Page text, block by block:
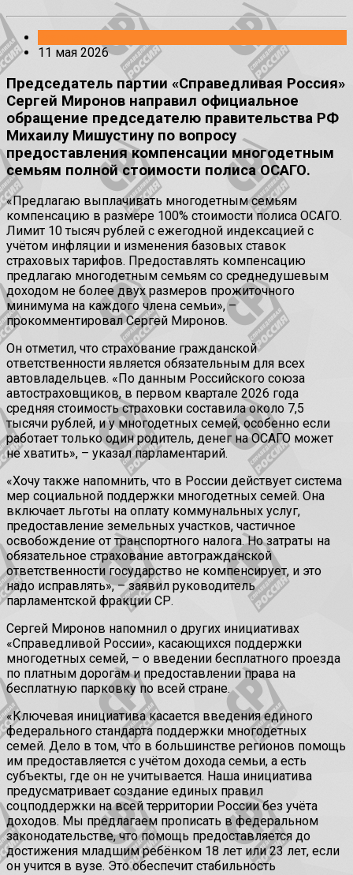
11 мая 2026
Председатель партии «Справедливая Россия»
Сергей Миронов направил официальное
обращение председателю правительства РФ
Михаилу Мишустину по вопросу
предоставления компенсации многодетным
семьям полной стоимости полиса ОСАГО.
«Предлагаю выплачивать многодетным семьям
компенсацию в размере 100% стоимости полиса ОСАГО.
Лимит 10 тысяч рублей с ежегодной индексацией с
учётом инфляции и изменения базовых ставок
страховых тарифов. Предоставлять компенсацию
предлагаю многодетным семьям со среднедушевым
доходом не более двух размеров прожиточного
минимума на каждого члена семьи», –
прокомментировал Сергей Миронов.
Он отметил, что страхование гражданской
ответственности является обязательным для всех
автовладельцев. «По данным Российского союза
автостраховщиков, в первом квартале 2026 года
средняя стоимость страховки составила около 7,5
тысячи рублей, и у многодетных семей, особенно если
работает только один родитель, денег на ОСАГО может
не хватить», – указал парламентарий.
«Хочу также напомнить, что в России действует система
мер социальной поддержки многодетных семей. Она
включает льготы на оплату коммунальных услуг,
предоставление земельных участков, частичное
освобождение от транспортного налога. Но затраты на
обязательное страхование автогражданской
ответственности государство не компенсирует, и это
надо исправлять», – заявил руководитель
парламентской фракции СР.
Сергей Миронов напомнил о других инициативах
«Справедливой России», касающихся поддержки
многодетных семей, – о введении бесплатного проезда
по платным дорогам и предоставлении права на
бесплатную парковку по всей стране.
«Ключевая инициатива касается введения единого
федерального стандарта поддержки многодетных
семей. Дело в том, что в большинстве регионов помощь
им предоставляется с учётом дохода семьи, а есть
субъекты, где он не учитывается. Наша инициатива
предусматривает создание единых правил
соцподдержки на всей территории России без учёта
доходов. Мы предлагаем прописать в федеральном
законодательстве, что помощь предоставляется до
достижения младшим ребёнком 18 лет или 23 лет, если
он учится в вузе. Это обеспечит стабильность